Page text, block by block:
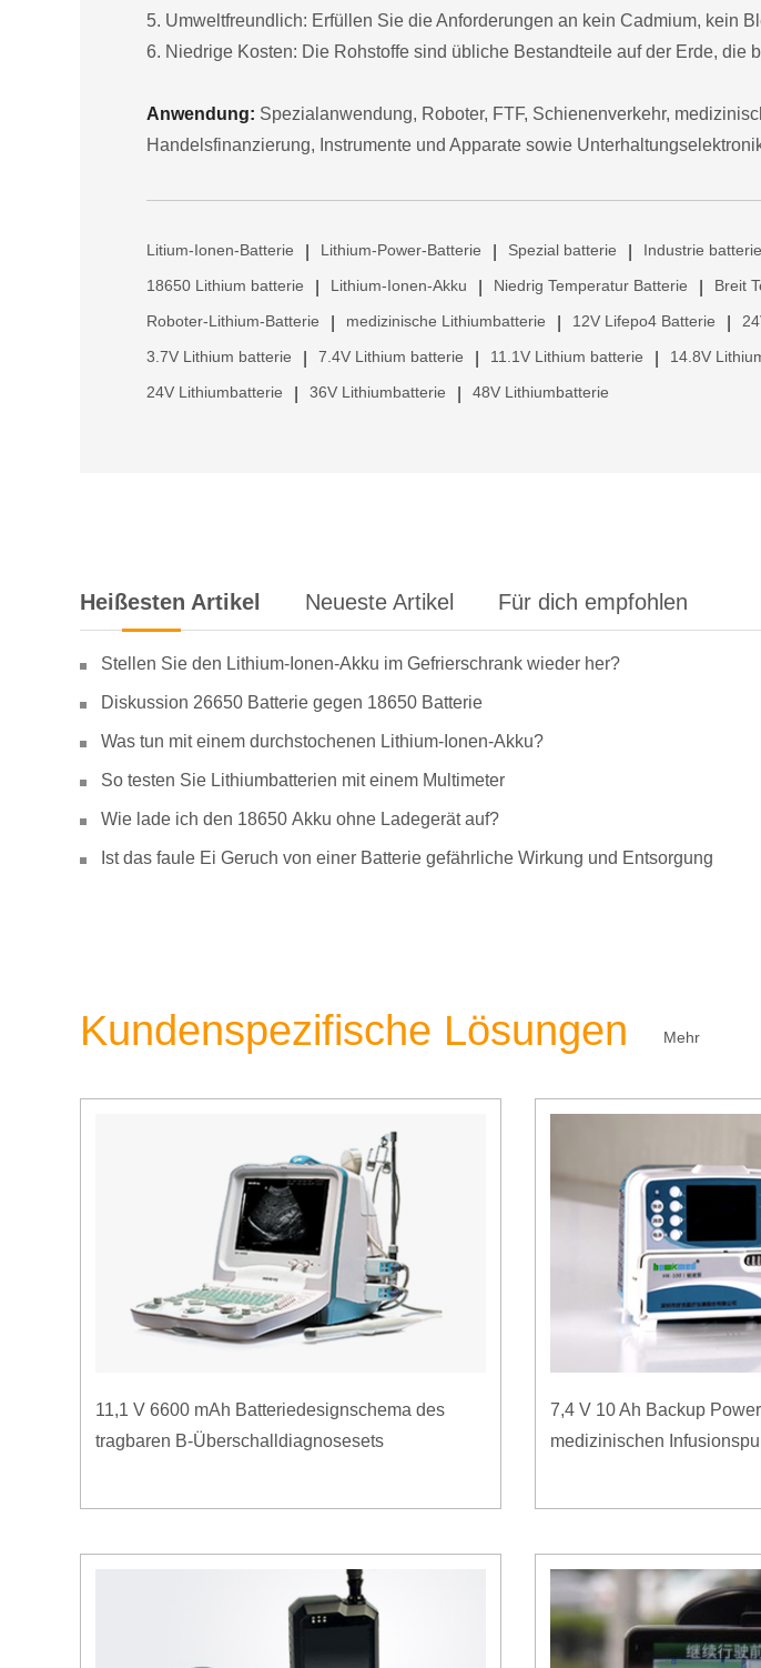
5. Umweltfreundlich: Erfüllen Sie die Anforderungen an kein Cadmium, kein
6. Niedrige Kosten: Die Rohstoffe sind übliche Bestandteile auf der Erde, die
Anwendung: Spezialanwendung, Roboter, FTF, Schienenverkehr,
Handelsfinanzierung, Instrumente und Apparate sowie
Litium-Ionen-Batterie Lithium-Power-Batterie Spezial batterie Industrie batterie
18650 Lithium batterie Lithium-Ionen-Akku Niedrig Temperatur Batterie Breit
Roboter-Lithium-Batterie medizinische Lithiumbatterie 12V Lifepo4 Batterie
3.7V Lithium batterie 7.4V Lithium batterie 11.1V Lithium batterie 14.8V
24V Lithiumbatterie 36V Lithiumbatterie 48V Lithiumbatterie
Heißesten Artikel Neueste Artikel Für dich empfohlen
Stellen Sie den Lithium-Ionen-Akku im Gefrierschrank wieder her?
Diskussion 26650 Batterie gegen 18650 Batterie
Was tun mit einem durchstochenen Lithium-Ionen-Akku?
So testen Sie Lithiumbatterien mit einem Multimeter
Wie lade ich den 18650 Akku ohne Ladegerät auf?
Ist das faule Ei Geruch von einer Batterie gefährliche Wirkung und Entsorgung
Kundenspezifische Lösungen Mehr
11,1 V 6600 mAh Batteriedesignschema des
tragbaren B-Überschalldiagnosesets
7,4 V 10 Ah Backup
medizinischen